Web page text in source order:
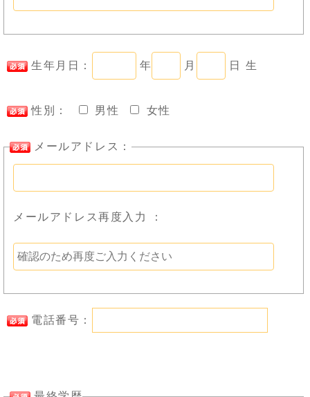
生年月日： 年 月 日 生
性別： 男性 女性
メールアドレス：
メールアドレス再度入力 ：
電話番号：